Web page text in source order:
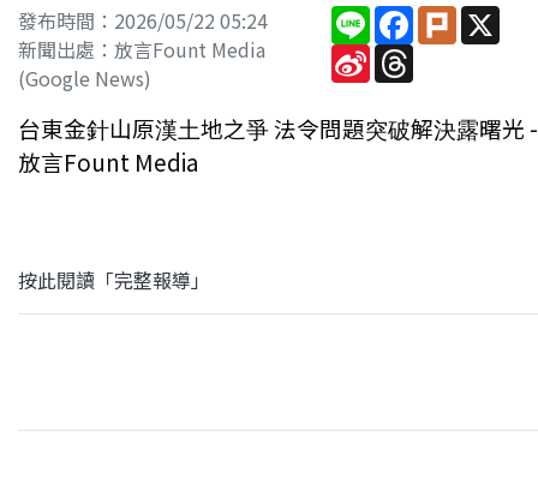
發布時間：2026/05/22 05:24
新聞出處：放言Fount Media
(Google News)
LineFacebook
PlurkX
Sina
Weibo
Threads
台東金針山原漢土地之爭 法令問題突破解決露曙光 -
放言Fount Media
按此閱讀「完整報導」